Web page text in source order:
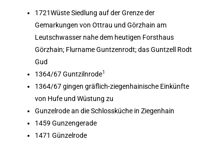
1721Wüste Siedlung auf der Grenze der
Gemarkungen von Ottrau und Görzhain am
Leutschwasser nahe dem heutigen Forsthaus
Görzhain; Flurname Guntzenrodt; das Guntzell Rodt
Gud
1364/67 Guntzilnrode1
1364/67 gingen gräflich-ziegenhainische Einkünfte
von Hufe und Wüstung zu
Gunzelrode an die Schlossküche in Ziegenhain
1459 Gunzengerade
1471 Günzelrode